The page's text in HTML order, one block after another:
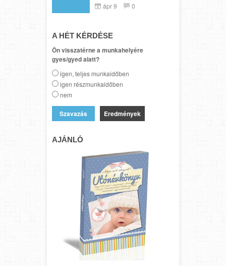
ápr 9 0
A HÉT KÉRDÉSE
Ön visszatérne a munkahelyére
gyes/gyed alatt?
igen, teljes munkaidőben
igen részmunkaidőben
nem
Eredmények
AJÁNLÓ